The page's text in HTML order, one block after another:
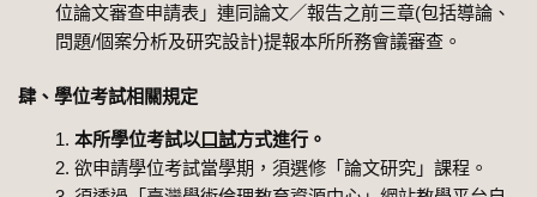
位論文審查申請表」連同論文／報告之前三章(包括導論、
問題/個案分析及研究設計)提報本所所務會議審查。
肆、學位考試相關規定
本所學位考試以口試方式進行。
欲申請學位考試當學期，須選修「論文研究」課程。